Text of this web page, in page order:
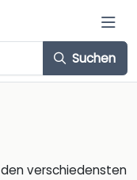
Suchen
verschiedensten